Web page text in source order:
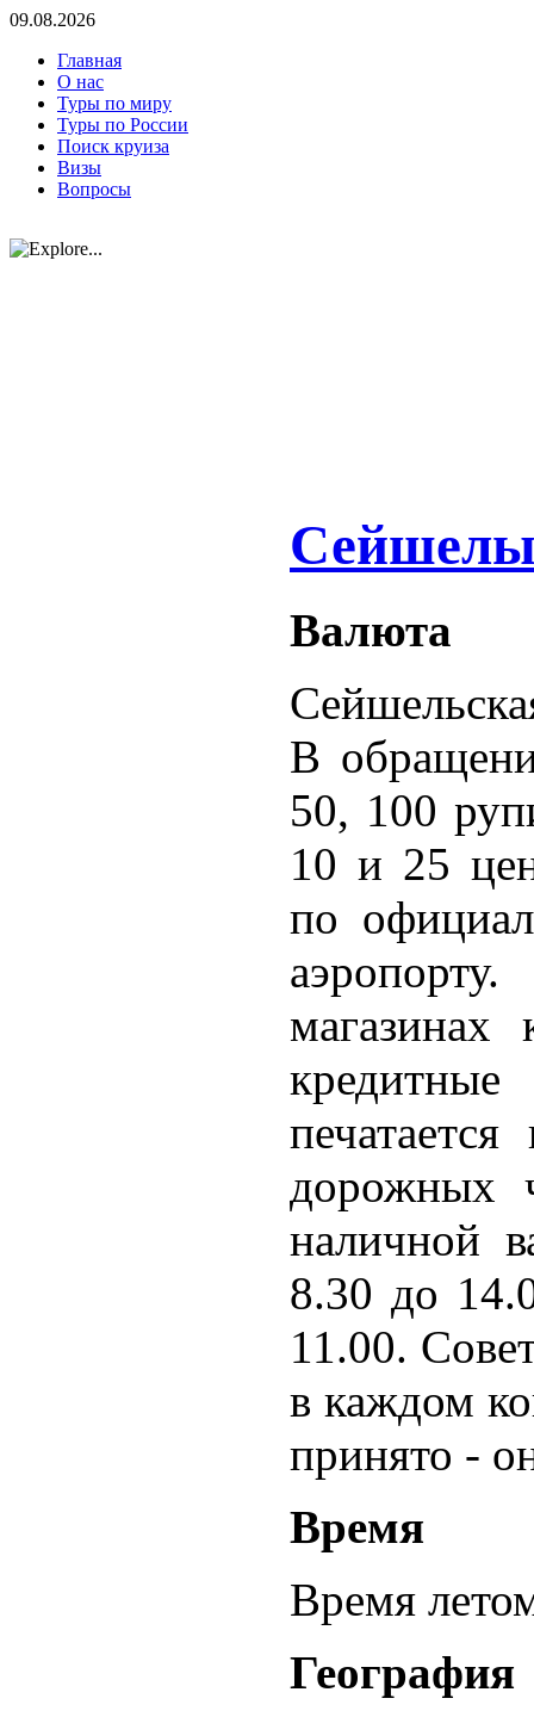
09.08.2026
Главная
О нас
Туры по миру
Туры по России
Поиск круиза
Визы
Вопросы
Валюта
В
50, 100
10 и 25
по
магазинах
дорожных
наличной
8.30 до
11.00.
в каждом
принято -
Время
Время
География